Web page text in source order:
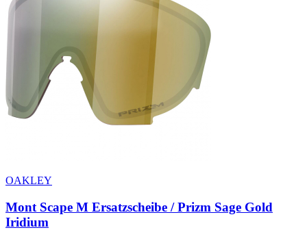
OAKLEY
Mont Scape M Ersatzscheibe / Prizm Sage Gold
Iridium